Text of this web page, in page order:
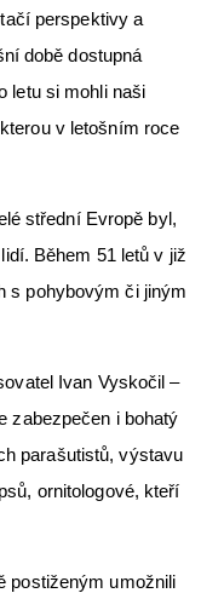
perspektivy a
době dostupná
letu si mohli naši
v letošním roce
střední Evropě byl,
Během 51 letů v již
s pohybovým či jiným
Ivan Vyskočil –
zabezpečen i bohatý
parašutistů, výstavu
ornitologové, kteří
postiženým umožnili